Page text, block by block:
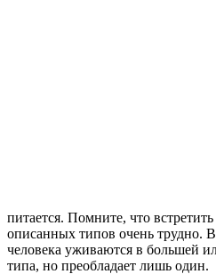
питается. Помните, что
описанных типов очень трудно.
человека уживаются в большей
типа, но преобладает лишь один.